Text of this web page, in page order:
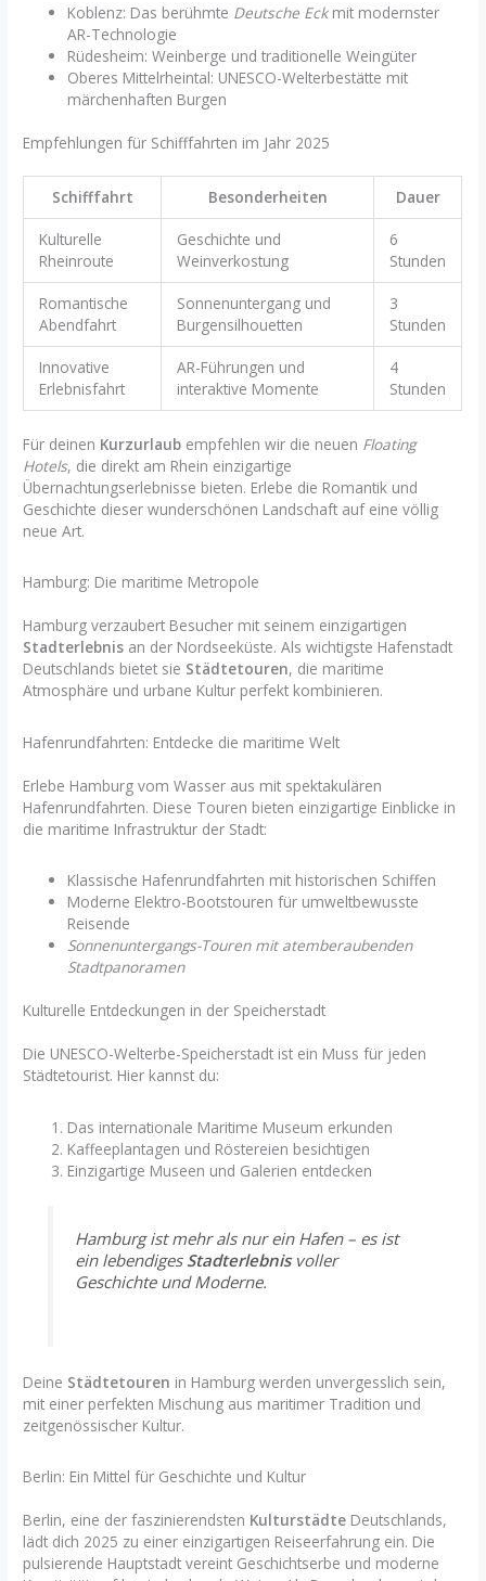
Koblenz: Das berühmte Deutsche Eckmit modernster
AR-Technologie
Rüdesheim: Weinberge und traditionelle Weingüter
Oberes Mittelrheintal: UNESCO-Welterbestätte mit
märchenhaften Burgen
Empfehlungen für Schifffahrten im Jahr 2025
Schifffahrt Besonderheiten Dauer
Kulturelle
Rheinroute
Geschichte und
Weinverkostung
6
Stunden
Romantische
Abendfahrt
Sonnenuntergang und
Burgensilhouetten
3
Stunden
Innovative
Erlebnisfahrt
AR-Führungen und
interaktive Momente
4
Stunden
Für deinen Kurzurlaub empfehlen wir die neuen Floating
Hotels, die direkt am Rhein einzigartige
Übernachtungserlebnisse bieten. Erlebe die Romantik und
Geschichte dieser wunderschönen Landschaft auf eine völlig
neue Art.
Hamburg: Die maritime Metropole
Hamburg verzaubert Besucher mit seinem einzigartigen
Stadterlebnis an der Nordseeküste. Als wichtigste Hafenstadt
Deutschlands bietet sie Städtetouren, die maritime
Atmosphäre und urbane Kultur perfekt kombinieren.
Hafenrundfahrten: Entdecke die maritime Welt
Erlebe Hamburg vom Wasser aus mit spektakulären
Hafenrundfahrten. Diese Touren bieten einzigartige Einblicke in
die maritime Infrastruktur der Stadt:
Klassische Hafenrundfahrten mit historischen Schiffen
Moderne Elektro-Bootstouren für umweltbewusste
Reisende
Sonnenuntergangs-Touren mit atemberaubenden
Stadtpanoramen
Kulturelle Entdeckungen in der Speicherstadt
Die UNESCO-Welterbe-Speicherstadt ist ein Muss für jeden
Städtetourist. Hier kannst du:
Das internationale Maritime Museum erkunden
Kaffeeplantagen und Röstereien besichtigen
Einzigartige Museen und Galerien entdecken
Hamburg ist mehr als nur ein Hafen – es ist
ein lebendiges Stadterlebnisvoller
Geschichte und Moderne.
Deine Städtetouren in Hamburg werden unvergesslich sein,
mit einer perfekten Mischung aus maritimer Tradition und
zeitgenössischer Kultur.
Berlin: Ein Mittel für Geschichte und Kultur
Berlin, eine der faszinierendsten Kulturstädte Deutschlands,
lädt dich 2025 zu einer einzigartigen Reiseerfahrung ein. Die
pulsierende Hauptstadt vereint Geschichtserbe und moderne